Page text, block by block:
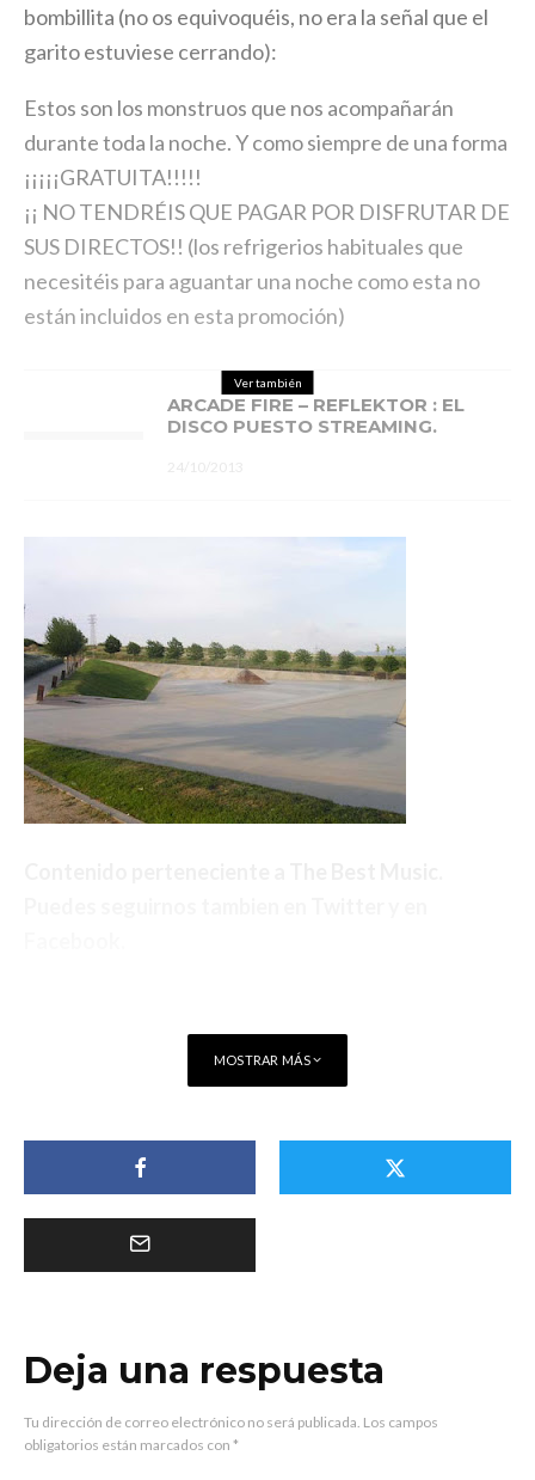
bombillita (no os equivoquéis, no era la señal que el
garito estuviese cerrando):
Estos son los monstruos que nos acompañarán
durante toda la noche. Y como siempre de una forma
¡¡¡¡¡GRATUITA!!!!!
¡¡ NO TENDRÉIS QUE PAGAR POR DISFRUTAR DE
SUS DIRECTOS!! (los refrigerios habituales que
necesitéis para aguantar una noche como esta no
están incluidos en esta promoción)
Ver también
ARCADE FIRE – REFLEKTOR : EL
DISCO PUESTO STREAMING.
MOSTRAR MÁS
Deja una respuesta
Tu dirección de correo electrónico no será publicada. Los campos
obligatorios están marcados con *